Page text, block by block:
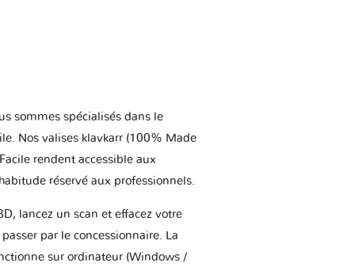
sommes spécialisés dans le
Nos valises klavkarr (100% Made
rendent accessible aux
réservé aux professionnels.
lancez un scan et effacez votre
par le concessionnaire. La
sur ordinateur (Windows /